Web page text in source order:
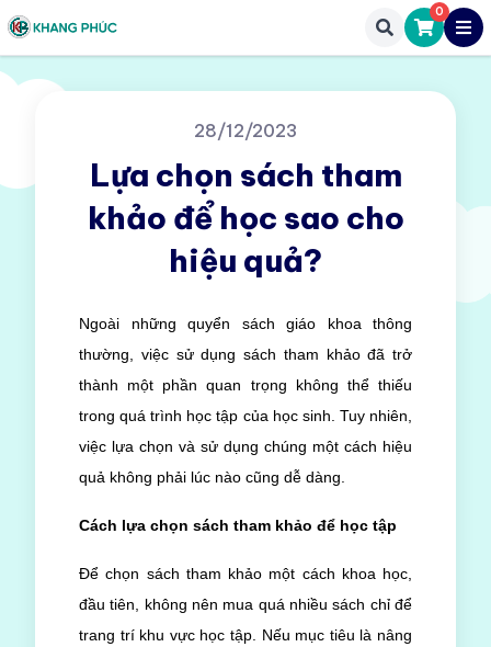
0
28/12/2023
Lựa chọn sách tham
khảo để học sao cho
hiệu quả?
Ngoài những quyển sách giáo khoa thông
thường, việc sử dụng sách tham khảo đã trở
thành một phần quan trọng không thể thiếu
trong quá trình học tập của học sinh. Tuy nhiên,
việc lựa chọn và sử dụng chúng một cách hiệu
quả không phải lúc nào cũng dễ dàng.
Cách lựa chọn sách tham khảo để học tập
Để chọn sách tham khảo một cách khoa học,
đầu tiên, không nên mua quá nhiều sách chỉ để
trang trí khu vực học tập. Nếu mục tiêu là nâng